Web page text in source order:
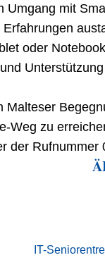
Umgang mit
oder
Malteser
-Weg zu
der Rufnummer
IT-